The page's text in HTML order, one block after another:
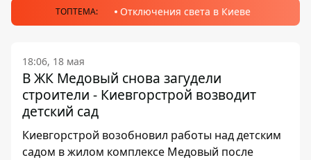
ТОПТЕМА: Отключения света в Киеве
18:06, 18 мая
В ЖК Медовый снова загудели
строители - Киевгорстрой возводит
детский сад
Киевгорстрой возобновил работы над детским
садом в жилом комплексе Медовый после